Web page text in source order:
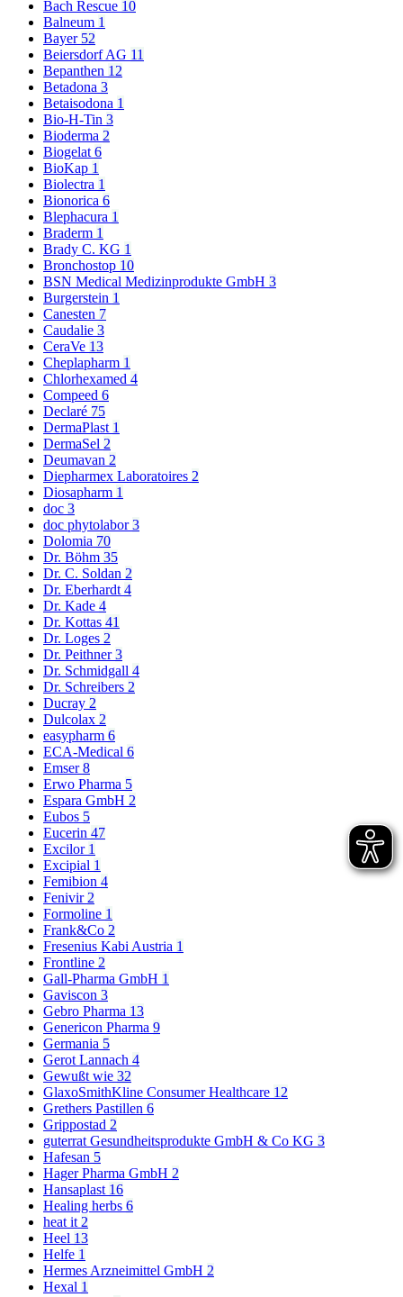
Bach Rescue 10
Balneum 1
Bayer 52
Beiersdorf AG 11
Bepanthen 12
Betadona 3
Betaisodona 1
Bio-H-Tin 3
Bioderma 2
Biogelat 6
BioKap 1
Biolectra 1
Bionorica 6
Blephacura 1
Braderm 1
Brady C. KG 1
Bronchostop 10
BSN Medical Medizinprodukte GmbH 3
Burgerstein 1
Canesten 7
Caudalie 3
CeraVe 13
Cheplapharm 1
Chlorhexamed 4
Compeed 6
Declaré 75
DermaPlast 1
DermaSel 2
Deumavan 2
Diepharmex Laboratoires 2
Diosapharm 1
doc 3
doc phytolabor3
Dolomia 70
Dr. Böhm 35
Dr. C. Soldan 2
Dr. Eberhardt 4
Dr. Kade 4
Dr. Kottas 41
Dr. Loges 2
Dr. Peithner3
Dr. Schmidgall 4
Dr. Schreibers 2
Ducray 2
Dulcolax 2
easypharm 6
ECA-Medical 6
Emser8
Erwo Pharma 5
Espara GmbH 2
Eubos 5
Eucerin 47
Excilor 1
Excipial 1
Femibion 4
Fenivir 2
Formoline 1
Frank&Co 2
Fresenius Kabi Austria 1
Frontline 2
Gall-Pharma GmbH 1
Gaviscon 3
Gebro Pharma 13
Genericon Pharma 9
Germania 5
Gerot Lannach 4
Gewußt wie 32
GlaxoSmithKline Consumer Healthcare 12
Grethers Pastillen 6
Grippostad 2
guterrat Gesundheitsprodukte GmbH & Co KG 3
Hafesan 5
Hager Pharma GmbH 2
Hansaplast 16
Healing herbs 6
heat it 2
Heel 13
Helfe 1
Hermes Arzneimittel GmbH 2
Hexal 1